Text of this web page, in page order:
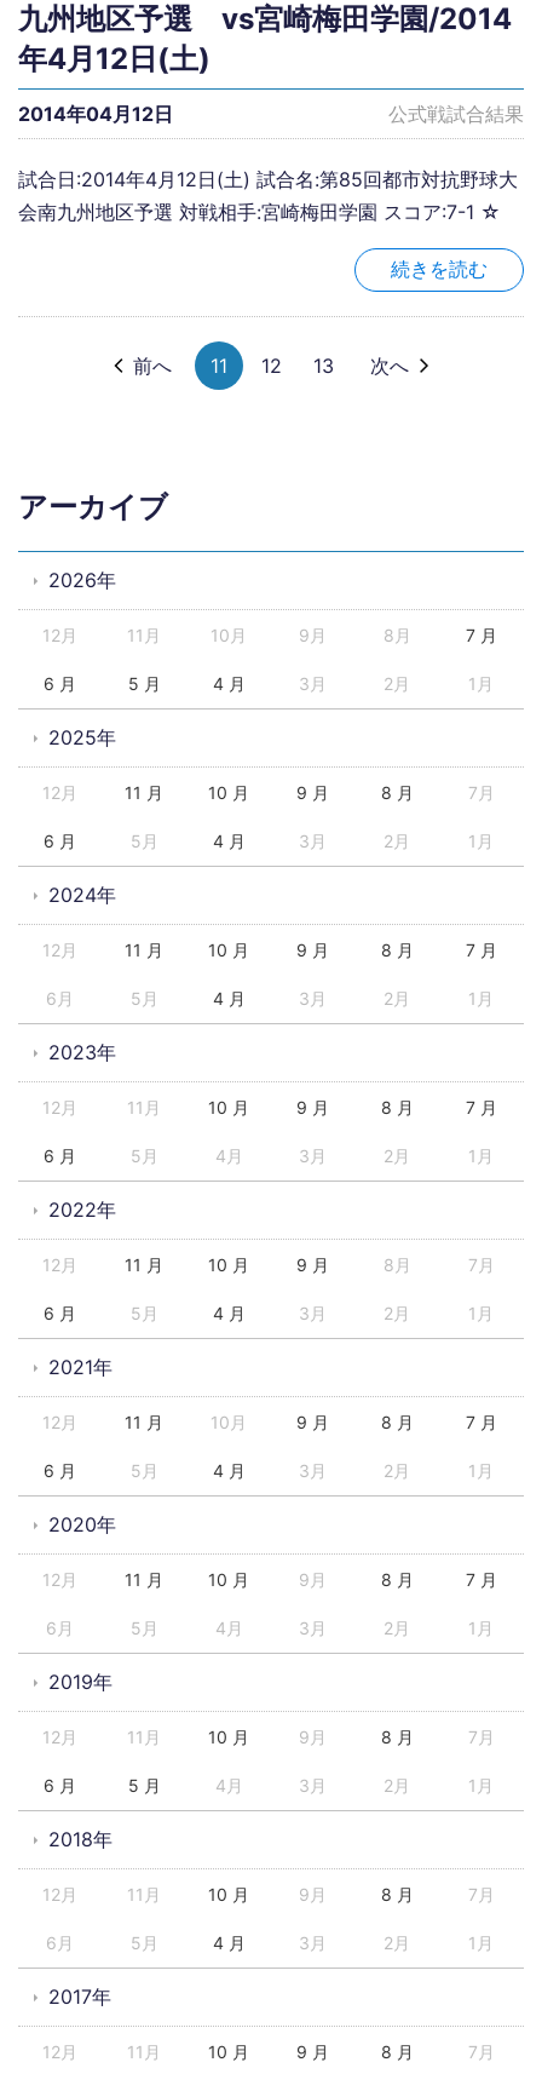
九州地区予選 vs宮崎梅田学園/2014
年4月12日(土)
2014年04月12日 公式戦試合結果
試合日:2014年4月12日(土) 試合名:第85回都市対抗野球大
会南九州地区予選 対戦相手:宮崎梅田学園 スコア:7-1 ☆
続きを読む
前へ 11 12 13 次へ
アーカイブ
2026年
12月 11月 10月 9月 8月 7 月
6 月 5 月 4 月 3月 2月 1月
2025年
12月 11 月 10 月 9 月 8 月 7月
6 月 5月 4 月 3月 2月 1月
2024年
12月 11 月 10 月 9 月 8 月 7 月
6月 5月 4 月 3月 2月 1月
2023年
12月 11月 10 月 9 月 8 月 7 月
6 月 5月 4月 3月 2月 1月
2022年
12月 11 月 10 月 9 月 8月 7月
6 月 5月 4 月 3月 2月 1月
2021年
12月 11 月 10月 9 月 8 月 7 月
6 月 5月 4 月 3月 2月 1月
2020年
12月 11 月 10 月 9月 8 月 7 月
6月 5月 4月 3月 2月 1月
2019年
12月 11月 10 月 9月 8 月 7月
6 月 5 月 4月 3月 2月 1月
2018年
12月 11月 10 月 9月 8 月 7月
6月 5月 4 月 3月 2月 1月
2017年
12月 11月 10 月 9 月 8 月 7月